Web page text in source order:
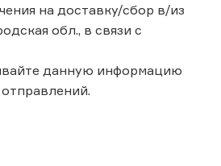
на доставку/сбор в/из
обл., в связи с
данную информацию